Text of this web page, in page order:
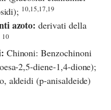
10,15,17,19
azoto: derivati della
10
Chinoni: Benzochinoni
2,5-diene-1,4-dione);
aldeidi (p-anisaldeide)